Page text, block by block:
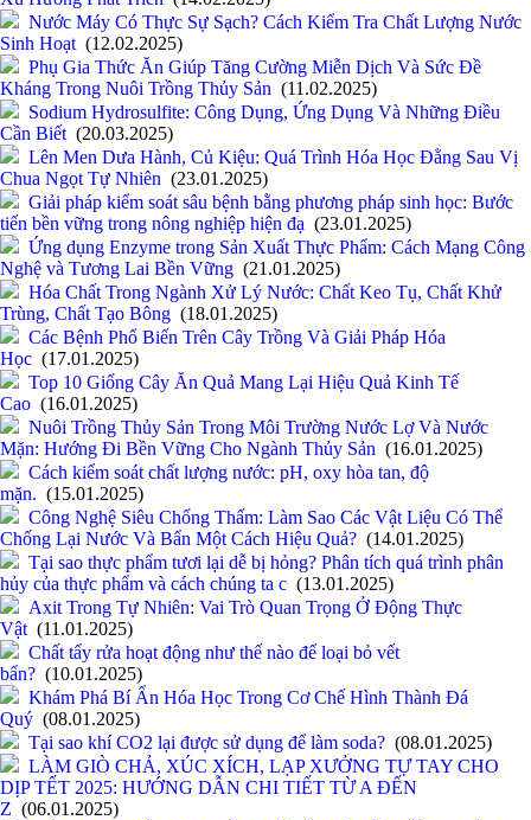
Nước Máy Có Thực Sự Sạch? Cách Kiểm Tra Chất Lượng Nước
Sinh Hoạt (12.02.2025)
Phụ Gia Thức Ăn Giúp Tăng Cường Miễn Dịch Và Sức Đề
Kháng Trong Nuôi Trồng Thủy Sản (11.02.2025)
Sodium Hydrosulfite: Công Dụng, Ứng Dụng Và Những Điều
Cần Biết (20.03.2025)
Lên Men Dưa Hành, Củ Kiệu: Quá Trình Hóa Học Đằng Sau Vị
Chua Ngọt Tự Nhiên (23.01.2025)
Giải pháp kiểm soát sâu bệnh bằng phương pháp sinh học: Bước
tiến bền vững trong nông nghiệp hiện đạ (23.01.2025)
Ứng dụng Enzyme trong Sản Xuất Thực Phẩm: Cách Mạng Công
Nghệ và Tương Lai Bền Vững (21.01.2025)
Hóa Chất Trong Ngành Xử Lý Nước: Chất Keo Tụ, Chất Khử
Trùng, Chất Tạo Bông (18.01.2025)
Các Bệnh Phổ Biến Trên Cây Trồng Và Giải Pháp Hóa
Học (17.01.2025)
Top 10 Giống Cây Ăn Quả Mang Lại Hiệu Quả Kinh Tế
Cao (16.01.2025)
Nuôi Trồng Thủy Sản Trong Môi Trường Nước Lợ Và Nước
Mặn: Hướng Đi Bền Vững Cho Ngành Thủy Sản (16.01.2025)
Cách kiểm soát chất lượng nước: pH, oxy hòa tan, độ
mặn. (15.01.2025)
Công Nghệ Siêu Chống Thấm: Làm Sao Các Vật Liệu Có Thể
Chống Lại Nước Và Bẩn Một Cách Hiệu Quả? (14.01.2025)
Tại sao thực phẩm tươi lại dễ bị hỏng? Phân tích quá trình phân
hủy của thực phẩm và cách chúng ta c (13.01.2025)
Axit Trong Tự Nhiên: Vai Trò Quan Trọng Ở Động Thực
Vật (11.01.2025)
Chất tẩy rửa hoạt động như thế nào để loại bỏ vết
bẩn? (10.01.2025)
Khám Phá Bí Ẩn Hóa Học Trong Cơ Chế Hình Thành Đá
Quý (08.01.2025)
Tại sao khí CO2 lại được sử dụng để làm soda? (08.01.2025)
LÀM GIÒ CHẢ, XÚC XÍCH, LẠP XƯỞNG TỰ TAY CHO
DỊP TẾT 2025: HƯỚNG DẪN CHI TIẾT TỪ A ĐẾN
Z (06.01.2025)